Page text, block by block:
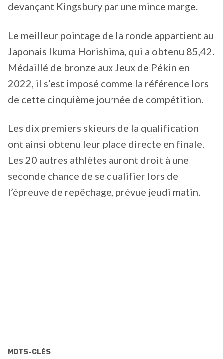
devançant Kingsbury par une mince marge.
Le meilleur pointage de la ronde appartient au
Japonais Ikuma Horishima, qui a obtenu 85,42.
Médaillé de bronze aux Jeux de Pékin en
2022, il s’est imposé comme la référence lors
de cette cinquième journée de compétition.
Les dix premiers skieurs de la qualification
ont ainsi obtenu leur place directe en finale.
Les 20 autres athlètes auront droit à une
seconde chance de se qualifier lors de
l’épreuve de repêchage, prévue jeudi matin.
MOTS-CLÉS